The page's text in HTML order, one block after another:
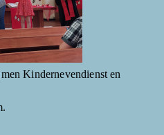
Kindernevendienst en